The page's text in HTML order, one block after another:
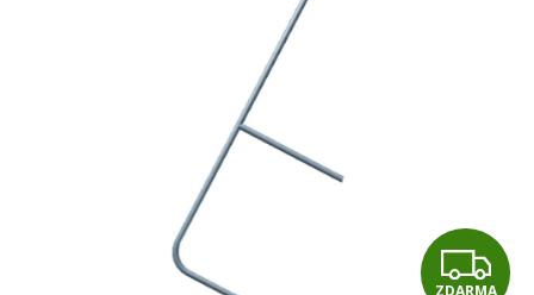
Z
ZDARMA